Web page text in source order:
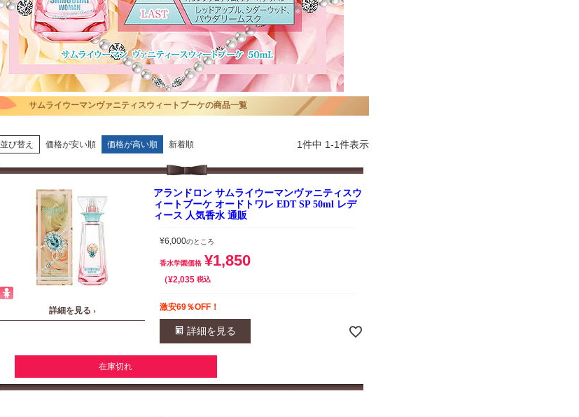
サムライウーマンヴァニティスウィートブーケの商品一覧
並び替え 価格が安い順 価格が高い順 新着順 1件中 1-1件表示
詳細を見る ›
アランドロン サムライウーマンヴァニティスウ
ィートブーケ オードトワレ EDT SP 50ml レデ
ィース 人気香水 通販
¥6,000のところ
香水学園価格 ¥1,850
¥2,035 税込
激安69％OFF！
詳細を見る
在庫切れ